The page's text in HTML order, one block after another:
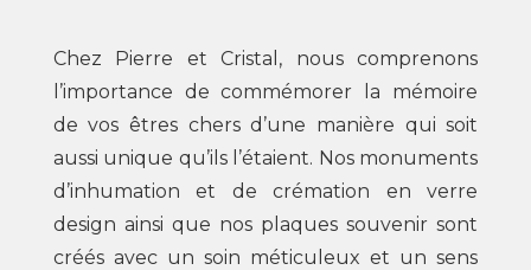
Chez Pierre et Cristal, nous comprenons
l’importance de commémorer la mémoire
de vos êtres chers d’une manière qui soit
aussi unique qu’ils l’étaient. Nos monuments
d’inhumation et de crémation en verre
design ainsi que nos plaques souvenir sont
créés avec un soin méticuleux et un sens